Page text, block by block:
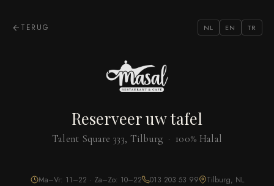
TERUG NL EN TR
Reserveer uw tafel
Talent Square 333, Tilburg · 100% Halal
Ma–Vr: 11–22 · Za–Zo: 10–22 013 203 53 99 Tilburg, NL